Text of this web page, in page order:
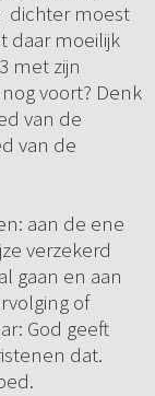
dichter moest
daar moeilijk
met zijn
voort? Denk
van de
van de
aan de ene
verzekerd
gaan en aan
of
God geeft
dat.